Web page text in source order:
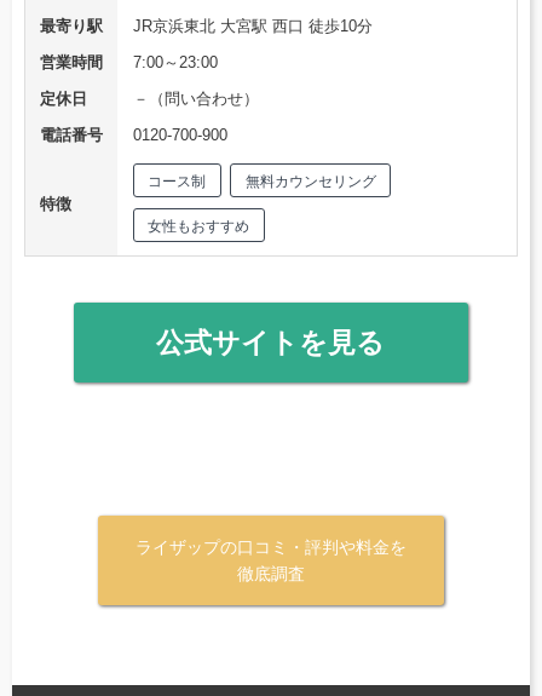
最寄り駅
JR京浜東北 大宮駅 西口 徒歩10分
営業時間
7:00～23:00
定休日
－（問い合わせ）
電話番号
0120-700-900
特徴
コース制 無料カウンセリング
女性もおすすめ
公式サイトを見る
ライザップの口コミ・評判や料金を
徹底調査